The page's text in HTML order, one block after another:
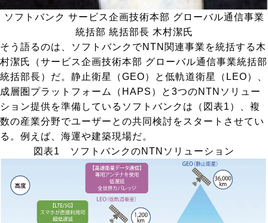
ソフトバンク サービス企画技術本部 グローバル通信事業
統括部 統括部長 木村潔氏
そう語るのは、ソフトバンクでNTN関連事業を統括する木
村潔氏（サービス企画技術本部 グローバル通信事業統括部
統括部長）だ。静止衛星（GEO）と低軌道衛星（LEO）、
成層圏プラットフォーム（HAPS）と3つのNTNソリュー
ション提供を準備しているソフトバンクは（ 図表1 ）、複
数の産業分野でユーザーとの共同検討をスタートさせてい
る。例えば、海運や建築現場だ。
図表1 ソフトバンクのNTNソリューション